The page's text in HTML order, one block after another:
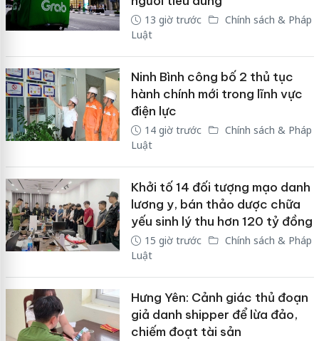
13 giờ trước
Chính sách & Pháp
Luật
Ninh Bình công bố 2 thủ tục
hành chính mới trong lĩnh vực
điện lực
14 giờ trước
Chính sách & Pháp
Luật
Khởi tố 14 đối tượng mạo danh
lương y, bán thảo dược chữa
yếu sinh lý thu hơn 120 tỷ đồng
15 giờ trước
Chính sách & Pháp
Luật
Hưng Yên: Cảnh giác thủ đoạn
giả danh shipper để lừa đảo,
chiếm đoạt tài sản